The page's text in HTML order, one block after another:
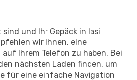
und Ihr Gepäck in Iasi
wir Ihnen, eine
Ihrem Telefon zu haben. Bei
nächsten Laden finden, um
für eine einfache Navigation